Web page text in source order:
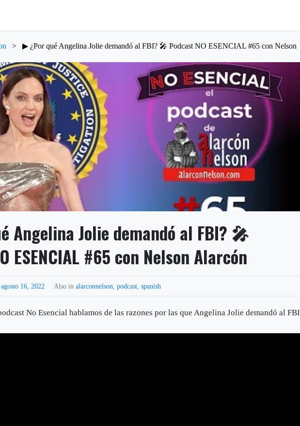
>
▶ ¿Por qué Angelina Jolie demandó al FBI? 🎤 Podcast NO ESENCIAL #65 con Nelson
Angelina Jolie demandó al FBI? 🎤
ESENCIAL #65 con Nelson Alarcón
agosto 16, 2022 Also inalarconnelson ,podcast ,spanish
No Esencial hablamos de las razones por las que Angelina Jolie demandó al FBI